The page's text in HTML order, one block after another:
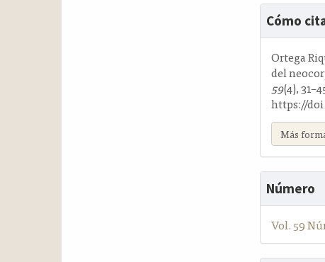
Detalles
del
artículo
Cómo
Ortega
del
59(4),
https://
Más
Número
Vol. 59